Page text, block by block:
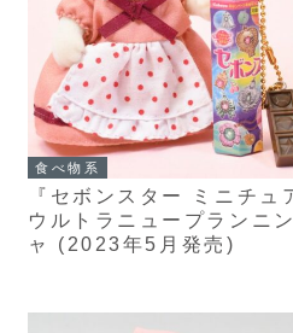
食べ物系
『セボンスター ミニチ
ウルトラニュープランニ
ャ (2023年5月発売)